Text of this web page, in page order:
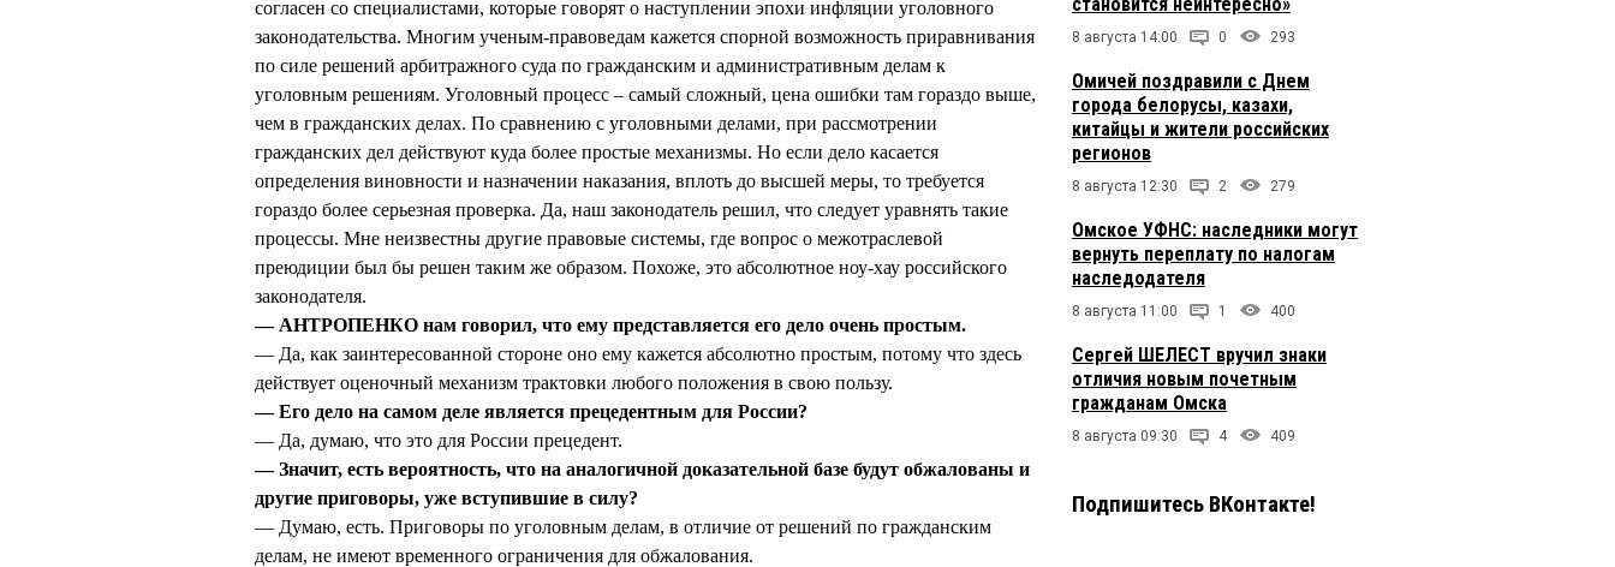
согласен со специалистами, которые говорят о наступлении эпохи инфляции уголовного
законодательства. Многим ученым-правоведам кажется спорной возможность приравнивания
по силе решений арбитражного суда по гражданским и административным делам к
уголовным решениям. Уголовный процесс – самый сложный, цена ошибки там гораздо выше,
чем в гражданских делах. По сравнению с уголовными делами, при рассмотрении
гражданских дел действуют куда более простые механизмы. Но если дело касается
определения виновности и назначении наказания, вплоть до высшей меры, то требуется
гораздо более серьезная проверка. Да, наш законодатель решил, что следует уравнять такие
процессы. Мне неизвестны другие правовые системы, где вопрос о межотраслевой
преюдиции был бы решен таким же образом. Похоже, это абсолютное ноу-хау российского
законодателя.
— АНТРОПЕНКО нам говорил, что ему представляется его дело очень простым.
— Да, как заинтересованной стороне оно ему кажется абсолютно простым, потому что здесь
действует оценочный механизм трактовки любого положения в свою пользу.
— Его дело на самом деле является прецедентным для России?
— Да, думаю, что это для России прецедент.
— Значит, есть вероятность, что на аналогичной доказательной базе будут обжалованы и
другие приговоры, уже вступившие в силу?
— Думаю, есть. Приговоры по уголовным делам, в отличие от решений по гражданским
делам, не имеют временного ограничения для обжалования.
8 августа 14:00 0 293
Омичей поздравили с Днем
города белорусы, казахи,
китайцы и жители российских
регионов
8 августа 12:30 2 279
Омское УФНС: наследники могут
вернуть переплату по налогам
наследодателя
8 августа 11:00 1 400
Сергей ШЕЛЕСТ вручил знаки
отличия новым почетным
гражданам Омска
8 августа 09:30 4 409
Подпишитесь ВКонтакте!